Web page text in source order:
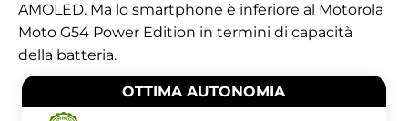
AMOLED. Ma lo smartphone è inferiore al Motorola
Moto G54 Power Edition in termini di capacità
della batteria.
OTTIMA AUTONOMIA